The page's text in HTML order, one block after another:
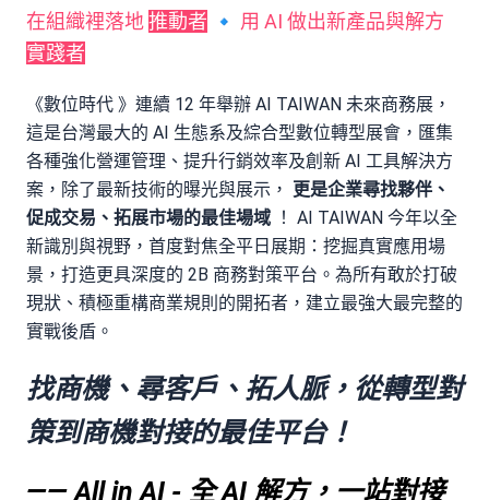
在組織裡落地推動者 🔹 用 AI 做出新產品與解方
實踐者
《數位時代 》連續 12 年舉辦 AI TAIWAN 未來商務展，
這是台灣最大的 AI 生態系及綜合型數位轉型展會，匯集
各種強化營運管理、提升行銷效率及創新 AI 工具解決方
案，除了最新技術的曝光與展示， 更是企業尋找夥伴、
促成交易、拓展市場的最佳場域 ！ AI TAIWAN 今年以全
新識別與視野，首度對焦全平日展期：挖掘真實應用場
景，打造更具深度的 2B 商務對策平台。為所有敢於打破
現狀、積極重構商業規則的開拓者，建立最強大最完整的
實戰後盾。
找商機、尋客戶、拓人脈，從轉型對
策到商機對接的最佳平台！
—— All in AI - 全 AI 解方，一站對接